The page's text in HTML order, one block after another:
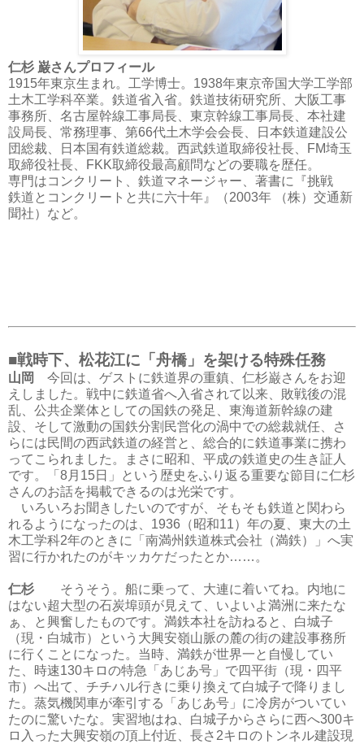
仁杉 巌さんプロフィール
1915年東京生まれ。工学博士。1938年東京帝国大学工学部
土木工学科卒業。鉄道省入省。鉄道技術研究所、大阪工事
事務所、名古屋幹線工事局長、東京幹線工事局長、本社建
設局長、常務理事、第66代土木学会会長、日本鉄道建設公
団総裁、日本国有鉄道総裁。西武鉄道取締役社長、FM埼玉
取締役社長、FKK取締役最高顧問などの要職を歴任。
専門はコンクリート、鉄道マネージャー、著書に『挑戦
鉄道とコンクリートと共に六十年』（2003年 （株）交通新
聞社）など。
■戦時下、松花江に「舟橋」を架ける特殊任務
山岡
今回は、ゲストに鉄道界の重鎮、仁杉巌さんをお迎
えしました。戦中に鉄道省へ入省されて以来、敗戦後の混
乱、公共企業体としての国鉄の発足、東海道新幹線の建
設、そして激動の国鉄分割民営化の渦中での総裁就任、さ
らには民間の西武鉄道の経営と、総合的に鉄道事業に携わ
ってこられました。まさに昭和、平成の鉄道史の生き証人
です。「8月15日」という歴史をふり返る重要な節目に仁杉
さんのお話を掲載できるのは光栄です。
いろいろお聞きしたいのですが、そもそも鉄道と関わら
れるようになったのは、1936（昭和11）年の夏、東大の土
木工学科2年のときに「南満州鉄道株式会社（満鉄）」へ実
習に行かれたのがキッカケだったとか……。
仁杉
そうそう。船に乗って、大連に着いてね。内地に
はない超大型の石炭埠頭が見えて、いよいよ満洲に来たな
ぁ、と興奮したものです。満鉄本社を訪ねると、白城子
（現・白城市）という大興安嶺山脈の麓の街の建設事務所
に行くことになった。当時、満鉄が世界一と自慢してい
た、時速130キロの特急「あじあ号」で四平街（現・四平
市）へ出て、チチハル行きに乗り換えて白城子で降りまし
た。蒸気機関車が牽引する「あじあ号」に冷房がついてい
たのに驚いたな。実習地はね、白城子からさらに西へ300キ
ロ入った大興安嶺の頂上付近、長さ2キロのトンネル建設現